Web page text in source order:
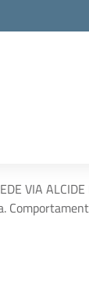
VIA